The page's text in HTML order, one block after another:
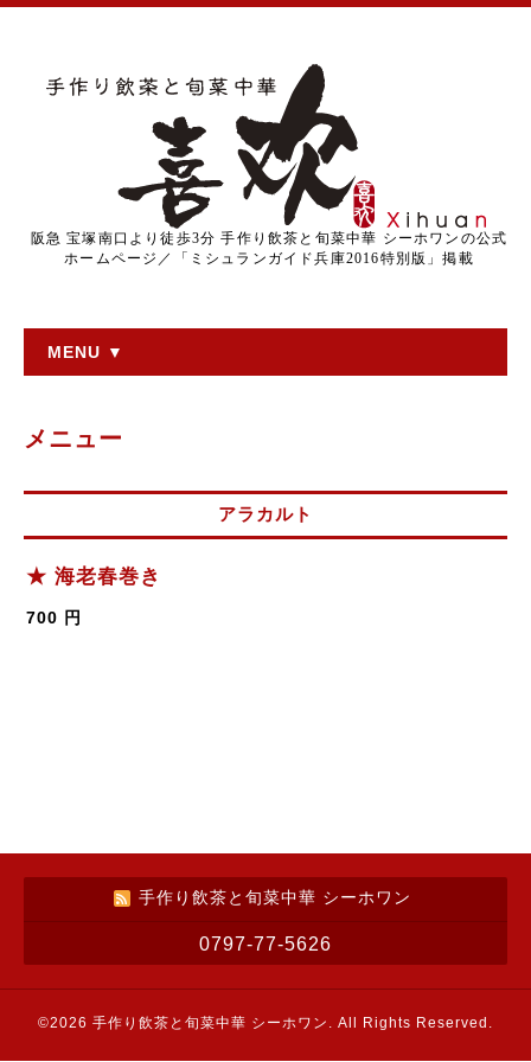
阪急 宝塚南口より徒歩3分 手作り飲茶と旬菜中華 シーホワンの公式
ホームページ／「ミシュランガイド兵庫2016特別版」掲載
MENU ▼
メニュー
アラカルト
★ 海老春巻き
700 円
手作り飲茶と旬菜中華 シーホワン
0797-77-5626
©2026 手作り飲茶と旬菜中華 シーホワン . All Rights Reserved.